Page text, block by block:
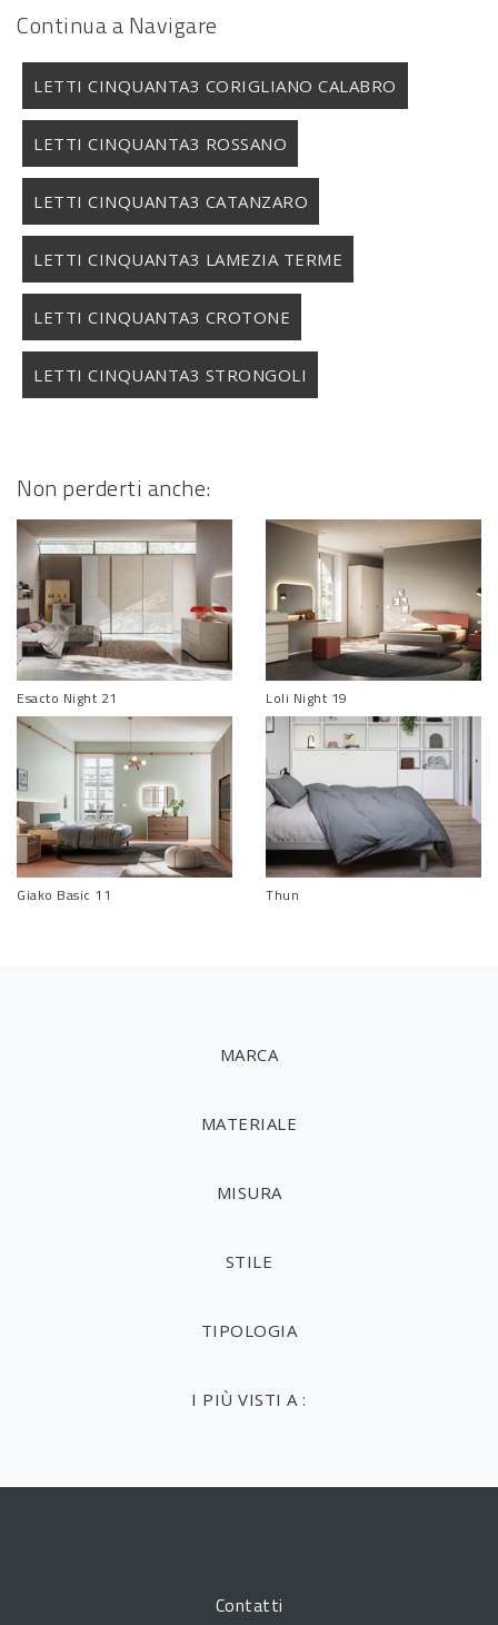
Continua a Navigare
LETTI CINQUANTA3 CORIGLIANO CALABRO
LETTI CINQUANTA3 ROSSANO
LETTI CINQUANTA3 CATANZARO
LETTI CINQUANTA3 LAMEZIA TERME
LETTI CINQUANTA3 CROTONE
LETTI CINQUANTA3 STRONGOLI
Non perderti anche:
Esacto Night 21 Loli Night 19
Giako Basic 11 Thun
MARCA
MATERIALE
MISURA
STILE
TIPOLOGIA
I PIÙ VISTI A :
Contatti